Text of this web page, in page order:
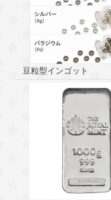
豆粒型インゴット